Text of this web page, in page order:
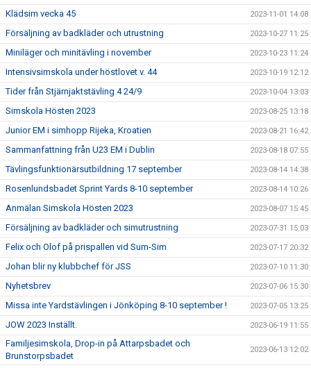
Klädsim vecka 45 2023-11-01 14:08
Försäljning av badkläder och utrustning 2023-10-27 11:25
Miniläger och minitävling i november 2023-10-23 11:24
Intensivsimskola under höstlovet v. 44 2023-10-19 12:12
Tider från Stjärnjaktstävling 4 24/9 2023-10-04 13:03
Simskola Hösten 2023 2023-08-25 13:18
Junior EM i simhopp Rijeka, Kroatien 2023-08-21 16:42
Sammanfattning från U23 EM i Dublin 2023-08-18 07:55
Tävlingsfunktionärsutbildning 17 september 2023-08-14 14:38
Rosenlundsbadet Sprint Yards 8-10 september 2023-08-14 10:26
Anmälan Simskola Hösten 2023 2023-08-07 15:45
Försäljning av badkläder och simutrustning 2023-07-31 15:03
Felix och Olof på prispallen vid Sum-Sim 2023-07-17 20:32
Johan blir ny klubbchef för JSS 2023-07-10 11:30
Nyhetsbrev 2023-07-06 15:30
Missa inte Yardstävlingen i Jönköping 8-10 september ! 2023-07-05 13:25
JOW 2023 Inställt. 2023-06-19 11:55
Familjesimskola, Drop-in på Attarpsbadet och
Brunstorpsbadet
2023-06-13 12:02